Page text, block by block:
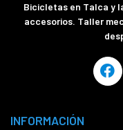
Bicicletas en Talca y
accesorios. Taller
INFORMACIÓN